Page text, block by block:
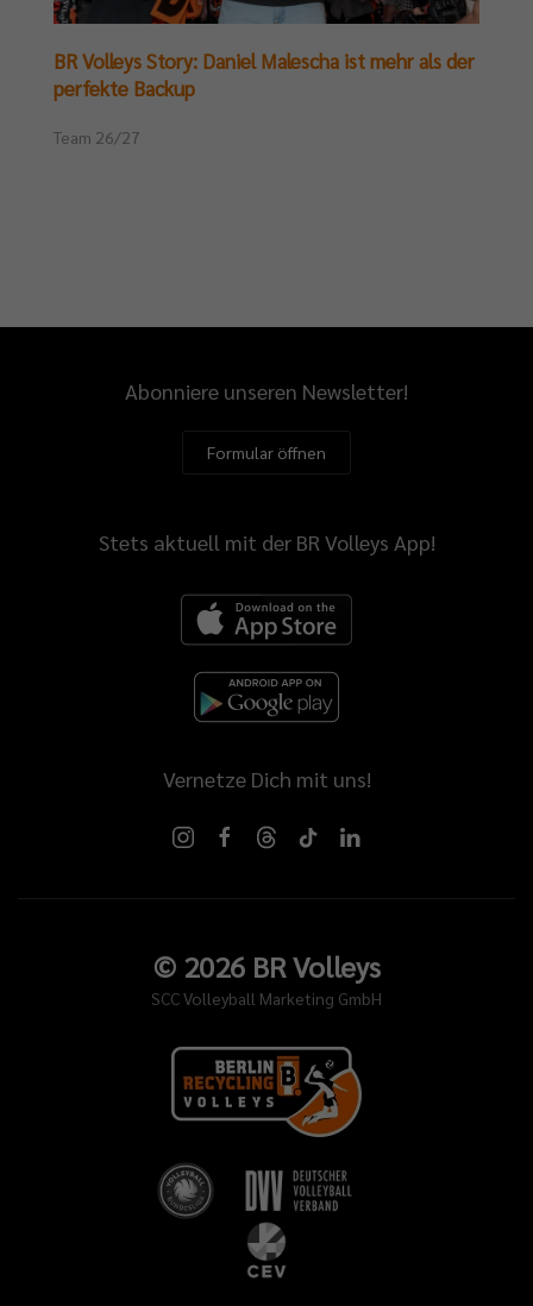
BR Volleys Story: Daniel Malescha ist mehr als der
perfekte Backup
Team 26/27
Abonniere unseren Newsletter!
Formular öffnen
Stets aktuell mit der BR Volleys App!
Vernetze Dich mit uns!
© 2026BR Volleys
SCC Volleyball Marketing GmbH